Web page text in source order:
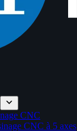
CNC
CNC à 5 axes